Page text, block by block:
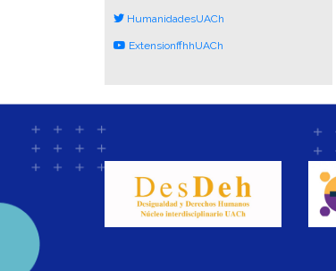
HumanidadesUACh
ExtensionffhhUACh